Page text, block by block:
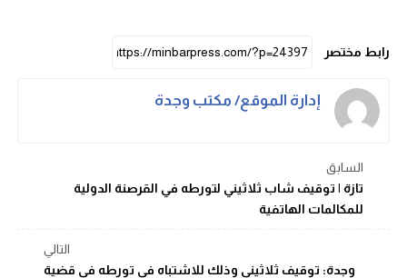
رابط مختصر
إدارة الموقع/ مكتب وجدة
السابق
تازة | توقيف شاب ثلاثيني لتورطه في القرصنة الدولية
للمكالمات الهاتفية
التالي
وجدة: توقيف ثلاثيني وذلك للاشتباه في تورطه في قضية